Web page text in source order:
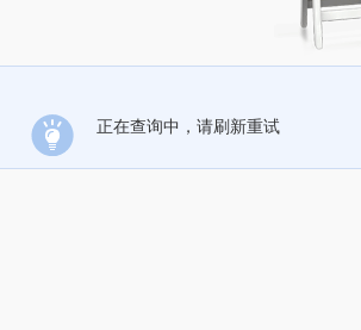
正在查询中，请刷新重试